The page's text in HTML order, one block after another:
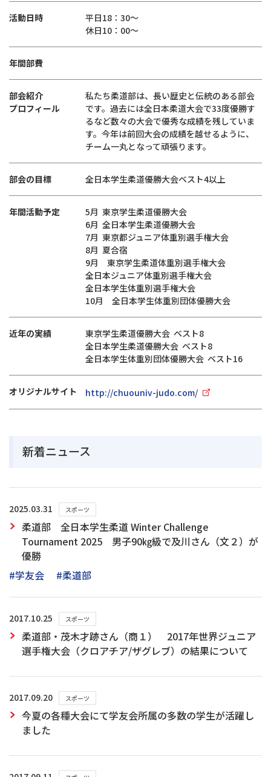
活動日時
平日18：30～
休日10：00～
年間部費
部会紹介
プロフィール
私たち柔道部は、長い歴史と伝統のある部会
です。過去には全日本柔道大会で33度優勝す
るなど数々の大会で優秀な成績を残していま
す。今年は前回大会の成績を越せるように、
チーム一丸となって頑張ります。
部会の目標 全日本学生柔道優勝大会ベスト4以上
年間活動予定
5月 東京学生柔道優勝大会
6月 全日本学生柔道優勝大会
7月 東京都ジュニア体重別選手権大会
8月 夏合宿
9月 東京学生柔道体重別選手権大会
全日本ジュニア体重別選手権大会
全日本学生体重別選手権大会
10月 全日本学生体重別団体優勝大会
近年の実績
東京学生柔道優勝大会 ベスト8
全日本学生柔道優勝大会 ベスト8
全日本学生体重別団体優勝大会 ベスト16
オリジナルサイト http://chuouniv-judo.com/
新着ニュース
2025.03.31 スポーツ
柔道部 全日本学生柔道 Winter Challenge
Tournament 2025 男子90㎏級で及川さん（文２）が
優勝
#学友会
#柔道部
2017.10.25 スポーツ
柔道部・茂木才跡さん（商１） 2017年世界ジュニア
選手権大会（クロアチア/ザグレブ）の結果について
2017.09.20 スポーツ
今夏の各種大会にて学友会所属の多数の学生が活躍し
ました